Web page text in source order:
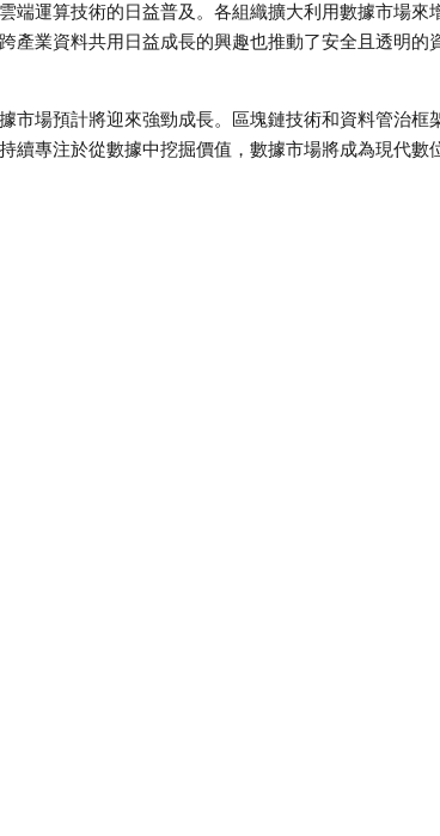
端運算技術的日益普及。各組織擴大利用數據市場來
產業資料共用日益成長的興趣也推動了安全且透明的
市場預計將迎來強勁成長。區塊鏈技術和資料管治框
續專注於從數據中挖掘價值，數據市場將成為現代數